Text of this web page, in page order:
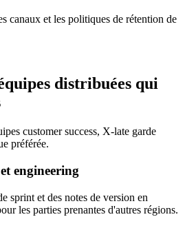
canaux et les politiques de rétention de
distribuées qui
customer success, X-late garde
préférée.
engineering
sprint et des notes de version en
les parties prenantes d'autres régions.